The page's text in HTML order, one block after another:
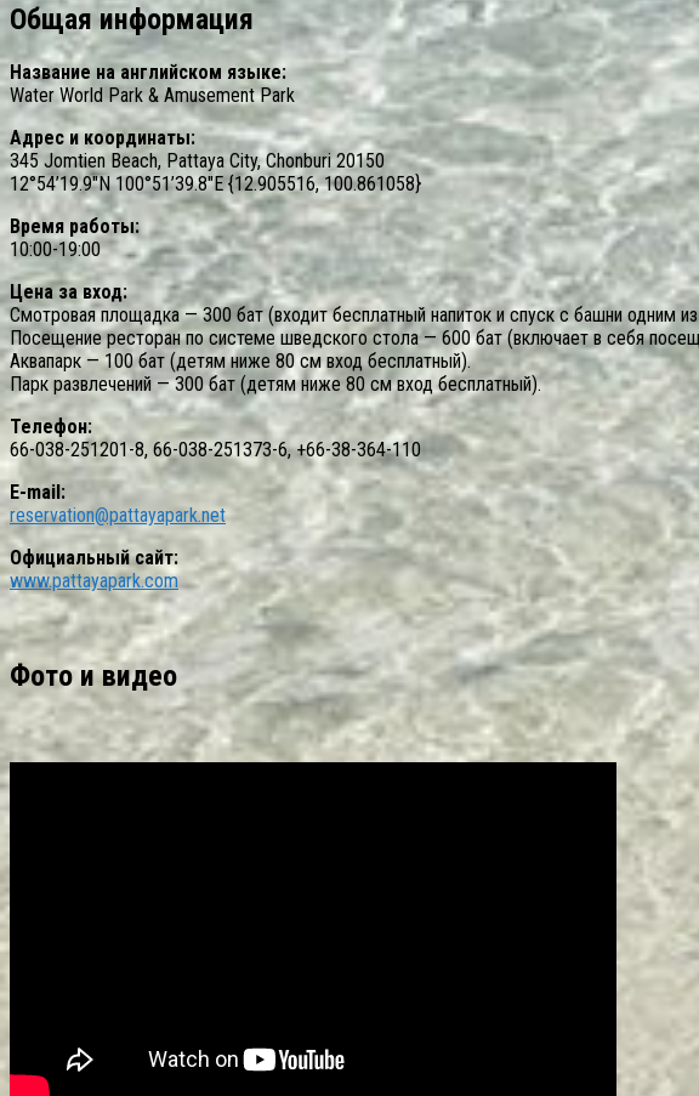
Общая информация
Название на английском языке:
Water World Park & Amusement Park
Адрес и координаты:
345 Jomtien Beach, Pattaya City, Chonburi 20150
12°54’19.9″N 100°51’39.8″E {12.905516, 100.861058}
Время работы:
10:00-19:00
Цена за вход:
Смотровая площадка — 300 бат (входит бесплатный напиток и спуск с башни одним из
Посещение ресторан по системе шведского стола — 600 бат (включает в себя
Аквапарк — 100 бат (детям ниже 80 см вход бесплатный).
Парк развлечений — 300 бат (детям ниже 80 см вход бесплатный).
Телефон:
66-038-251201-8, 66-038-251373-6, +66-38-364-110
E-mail:
reservation@pattayapark.net
Официальный сайт:
www.pattayapark.com
Фото и видео